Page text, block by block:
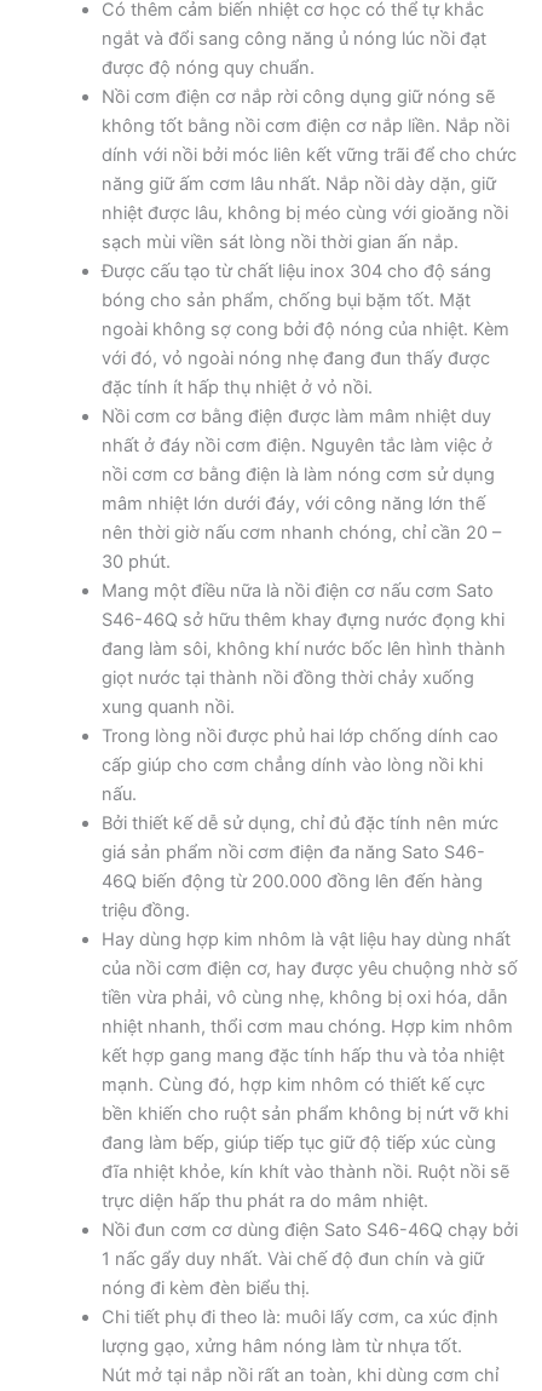
Có thêm cảm biến nhiệt cơ học có thể tự khắc
ngắt và đổi sang công năng ủ nóng lúc nồi đạt
được độ nóng quy chuẩn.
Nồi cơm điện cơ nắp rời công dụng giữ nóng sẽ
không tốt bằng nồi cơm điện cơ nắp liền. Nắp nồi
dính với nồi bởi móc liên kết vững trãi để cho chức
năng giữ ấm cơm lâu nhất. Nắp nồi dày dặn, giữ
nhiệt được lâu, không bị méo cùng với gioăng nồi
sạch mùi viền sát lòng nồi thời gian ấn nắp.
Được cấu tạo từ chất liệu inox 304 cho độ sáng
bóng cho sản phẩm, chống bụi bặm tốt. Mặt
ngoài không sợ cong bởi độ nóng của nhiệt. Kèm
với đó, vỏ ngoài nóng nhẹ đang đun thấy được
đặc tính ít hấp thụ nhiệt ở vỏ nồi.
Nồi cơm cơ bằng điện được làm mâm nhiệt duy
nhất ở đáy nồi cơm điện. Nguyên tắc làm việc ở
nồi cơm cơ bằng điện là làm nóng cơm sử dụng
mâm nhiệt lớn dưới đáy, với công năng lớn thế
nên thời giờ nấu cơm nhanh chóng, chỉ cần 20 –
30 phút.
Mang một điều nữa là nồi điện cơ nấu cơm Sato
S46-46Q sở hữu thêm khay đựng nước đọng khi
đang làm sôi, không khí nước bốc lên hình thành
giọt nước tại thành nồi đồng thời chảy xuống
xung quanh nồi.
Trong lòng nồi được phủ hai lớp chống dính cao
cấp giúp cho cơm chẳng dính vào lòng nồi khi
nấu.
Bởi thiết kế dễ sử dụng, chỉ đủ đặc tính nên mức
giá sản phẩm nồi cơm điện đa năng Sato S46-
46Q biến động từ 200.000 đồng lên đến hàng
triệu đồng.
Hay dùng hợp kim nhôm là vật liệu hay dùng nhất
của nồi cơm điện cơ, hay được yêu chuộng nhờ số
tiền vừa phải, vô cùng nhẹ, không bị oxi hóa, dẫn
nhiệt nhanh, thổi cơm mau chóng. Hợp kim nhôm
kết hợp gang mang đặc tính hấp thu và tỏa nhiệt
mạnh. Cùng đó, hợp kim nhôm có thiết kế cực
bền khiến cho ruột sản phẩm không bị nứt vỡ khi
đang làm bếp, giúp tiếp tục giữ độ tiếp xúc cùng
đĩa nhiệt khỏe, kín khít vào thành nồi. Ruột nồi sẽ
trực diện hấp thu phát ra do mâm nhiệt.
Nồi đun cơm cơ dùng điện Sato S46-46Q chạy bởi
1 nấc gẩy duy nhất. Vài chế độ đun chín và giữ
nóng đi kèm đèn biểu thị.
Chi tiết phụ đi theo là: muôi lấy cơm, ca xúc định
lượng gạo, xửng hâm nóng làm từ nhựa tốt.
Nút mở tại nắp nồi rất an toàn, khi dùng cơm chỉ